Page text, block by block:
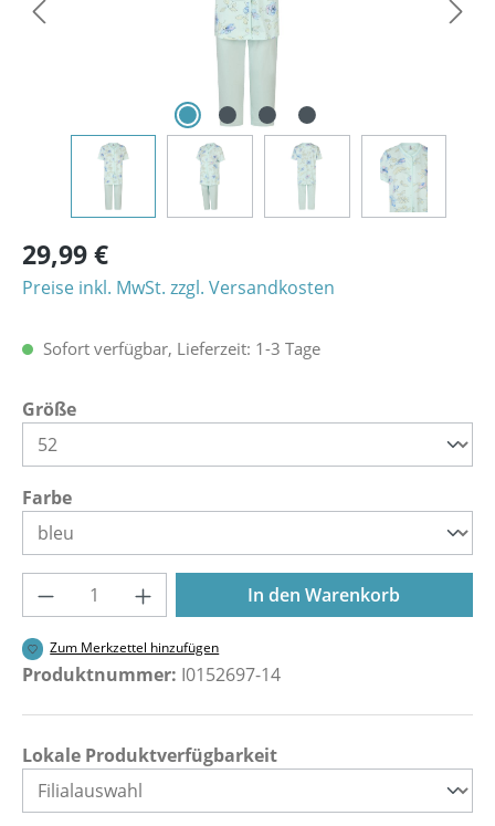
29,99 €
Preise inkl. MwSt. zzgl. Versandkosten
Sofort verfügbar, Lieferzeit: 1-3 Tage
Größeauswählen
Farbeauswählen
Produkt Anzahl: Gib den gewünschten
In den Warenkorb
Zum Merkzettel hinzufügen
Produktnummer: I0152697-14
Lokale Produktverfügbarkeit